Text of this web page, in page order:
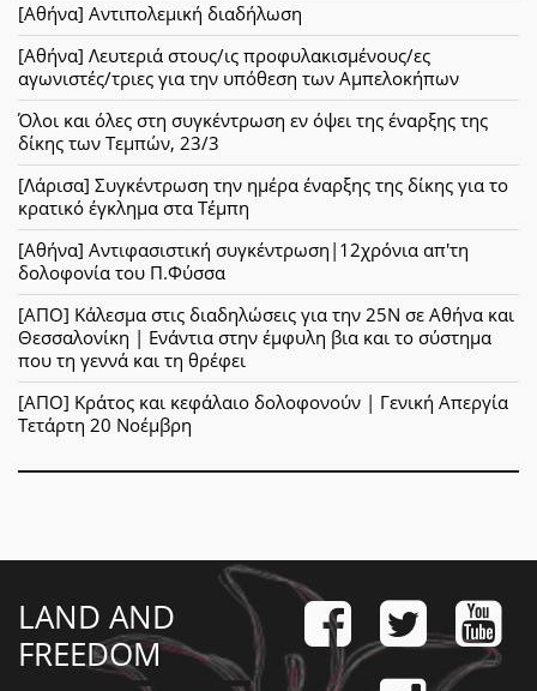
[Αθήνα] Αντιπολεμική διαδήλωση
[Αθήνα] Λευτεριά στους/ις προφυλακισμένους/ες
αγωνιστές/τριες για την υπόθεση των Αμπελοκήπων
Όλοι και όλες στη συγκέντρωση εν όψει της έναρξης της
δίκης των Τεμπών, 23/3
[Λάρισα] Συγκέντρωση την ημέρα έναρξης της δίκης για το
κρατικό έγκλημα στα Τέμπη
[Αθήνα] Αντιφασιστική συγκέντρωση|12χρόνια απ'τη
δολοφονία του Π.Φύσσα
[ΑΠΟ] Κάλεσμα στις διαδηλώσεις για την 25Ν σε Αθήνα και
Θεσσαλονίκη | Ενάντια στην έμφυλη βια και το σύστημα
που τη γεννά και τη θρέφει
[ΑΠΟ] Κράτος και κεφάλαιο δολοφονούν | Γενική Απεργία
Τετάρτη 20 Νοέμβρη
LAND AND
FREEDOM